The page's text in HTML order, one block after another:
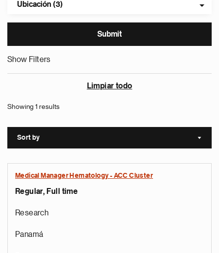
Ubicación (3)
Show Filters
Limpiar todo
Showing 1 results
Sort by Sort
Medical Manager Hematology - ACC Cluster
Regular, Full time
Research
Panamá